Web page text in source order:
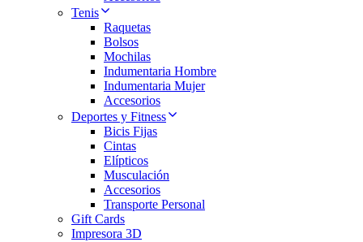
Tenis
Raquetas
Bolsos
Mochilas
Indumentaria Hombre
Indumentaria Mujer
Accesorios
Deportes y Fitness
Bicis Fijas
Cintas
Elípticos
Musculación
Accesorios
Transporte Personal
Gift Cards
Impresora 3D